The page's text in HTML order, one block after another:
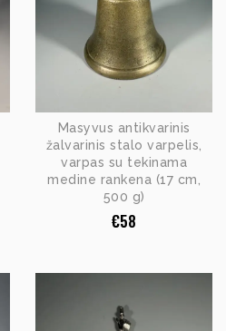
Masyvus antikvarinis
žalvarinis stalo varpelis,
varpas su tekinama
medine rankena (17 cm,
500 g)
€58